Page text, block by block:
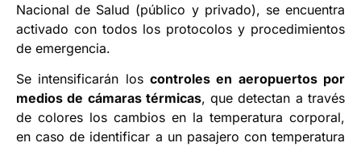
Nacional de Salud (público y privado), se encuentra
activado con todos los protocolos y procedimientos
de emergencia.
Se intensificarán los controles en aeropuertos por
medios de cámaras térmicas, que detectan a través
de colores los cambios en la temperatura corporal,
en caso de identificar a un pasajero con temperatura